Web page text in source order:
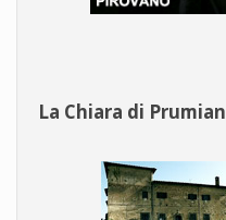
La Chiara di